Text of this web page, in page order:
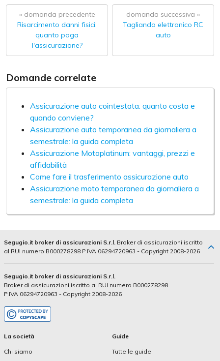
« domanda precedente
Risarcimento danni fisici:
quanto paga
l'assicurazione?
domanda successiva »
Tagliando elettronico RC
auto
Domande correlate
Assicurazione auto cointestata: quanto costa e
quando conviene?
Assicurazione auto temporanea da giornaliera a
semestrale: la guida completa
Assicurazione Motoplatinum: vantaggi, prezzi e
affidabilità
Come fare il trasferimento assicurazione auto
Assicurazione moto temporanea da giornaliera a
semestrale: la guida completa
Segugio.it broker di assicurazioni S.r.l. Broker di assicurazioni iscritto
al RUI numero B000278298 P.IVA 06294720963 - Copyright 2008-2026
La società
Chi siamo
Guide
Tutte le guide
Segugio.it broker di assicurazioni S.r.l.
Broker di assicurazioni iscritto al RUI numero B000278298
P.IVA 06294720963 - Copyright 2008-2026